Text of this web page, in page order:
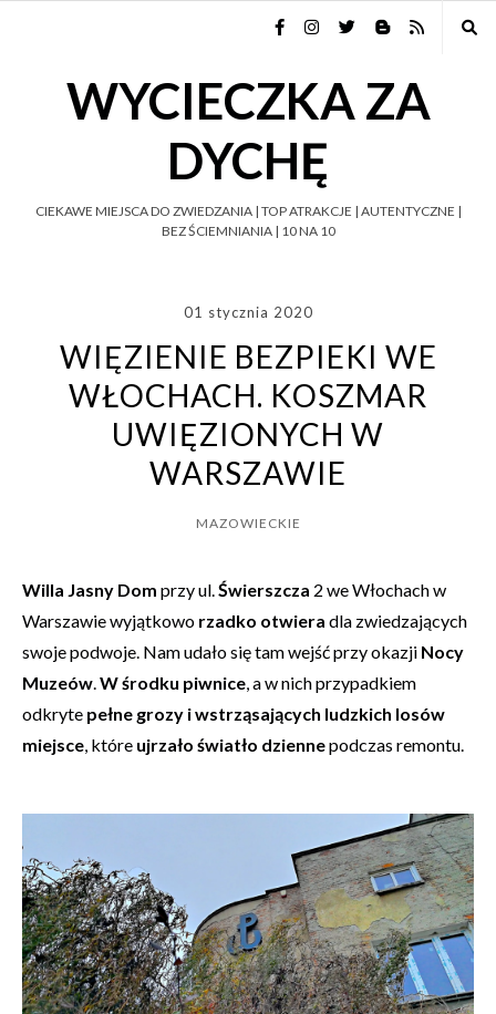
WYCIECZKA ZA
DYCHĘ
CIEKAWE MIEJSCA DO ZWIEDZANIA | TOP ATRAKCJE | AUTENTYCZNE |
BEZ ŚCIEMNIANIA | 10 NA 10
01 stycznia 2020
WIĘZIENIE BEZPIEKI WE
WŁOCHACH. KOSZMAR
UWIĘZIONYCH W
WARSZAWIE
MAZOWIECKIE
Willa Jasny Dom przy ul.Świerszcza 2 we Włochach w
Warszawie wyjątkowo rzadko otwiera dla zwiedzających
swoje podwoje. Nam udało się tam wejść przy okazji Nocy
Muzeów.W środku piwnice, a w nich przypadkiem
odkryte pełne grozy i wstrząsających ludzkich losów
miejsce, które ujrzało światło dziennepodczas remontu.